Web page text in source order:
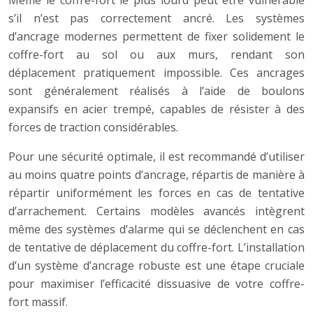
s’il n’est pas correctement ancré. Les systèmes
d’ancrage modernes permettent de fixer solidement le
coffre-fort au sol ou aux murs, rendant son
déplacement pratiquement impossible. Ces ancrages
sont généralement réalisés à l’aide de boulons
expansifs en acier trempé, capables de résister à des
forces de traction considérables.
Pour une sécurité optimale, il est recommandé d’utiliser
au moins quatre points d’ancrage, répartis de manière à
répartir uniformément les forces en cas de tentative
d’arrachement. Certains modèles avancés intègrent
même des systèmes d’alarme qui se déclenchent en cas
de tentative de déplacement du coffre-fort. L’installation
d’un système d’ancrage robuste est une étape cruciale
pour maximiser l’efficacité dissuasive de votre coffre-
fort massif.